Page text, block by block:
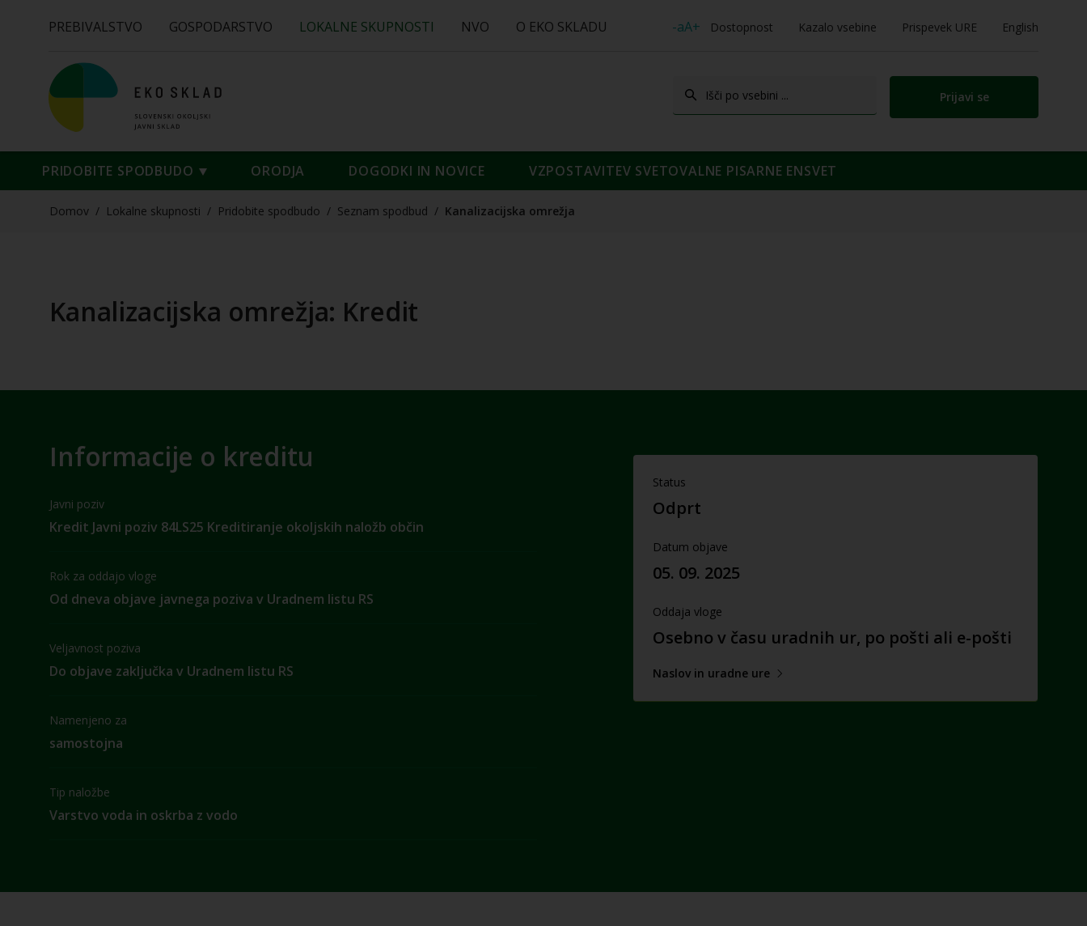
PREBIVALSTVO GOSPODARSTVO LOKALNE SKUPNOSTI NVO O EKO SKLADU -aA+ Dostopnost Kazalo vsebine Prispevek URE English
Prijavi se
PRIDOBITE SPODBUDO ORODJA DOGODKI IN NOVICE VZPOSTAVITEV SVETOVALNE PISARNE ENSVET
Domov / Lokalne skupnosti / Pridobite spodbudo / Seznam spodbud / Kanalizacijska omrežja
Kanalizacijska omrežja: Kredit
Informacije o kreditu
Javni poziv
Kredit Javni poziv 84LS25 Kreditiranje okoljskih naložb občin
Rok za oddajo vloge
Od dneva objave javnega poziva v Uradnem listu RS
Veljavnost poziva
Do objave zaključka v Uradnem listu RS
Namenjeno za
samostojna
Tip naložbe
Varstvo voda in oskrba z vodo
Status
Odprt
Datum objave
05. 09. 2025
Oddaja vloge
Osebno v času uradnih ur, po pošti ali e-pošti
Naslov in uradne ure